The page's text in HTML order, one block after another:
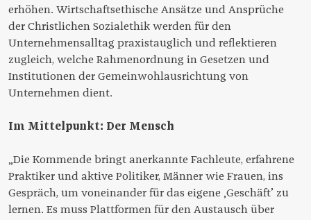
erhöhen. Wirtschaftsethische Ansätze und Ansprüche
der Christlichen Sozialethik werden für den
Unternehmensalltag praxistauglich und reflektieren
zugleich, welche Rahmenordnung in Gesetzen und
Institutionen der Gemeinwohlausrichtung von
Unternehmen dient.
Im Mittelpunkt: Der Mensch
„Die Kommende bringt anerkannte Fachleute, erfahrene
Praktiker und aktive Politiker, Männer wie Frauen, ins
Gespräch, um voneinander für das eigene ‚Geschäft’ zu
lernen. Es muss Plattformen für den Austausch über